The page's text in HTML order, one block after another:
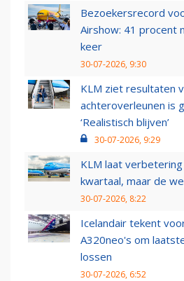
Bezoekersrecord
Airshow: 41 procent
keer
30-07-2026, 9:30
KLM ziet resultaten
achteroverleunen is
‘Realistisch blijven’
30-07-2026, 9:29
KLM laat
kwartaal, maar de
30-07-2026, 8:22
Icelandair tekent
A320neo's om
lossen
30-07-2026, 6:52